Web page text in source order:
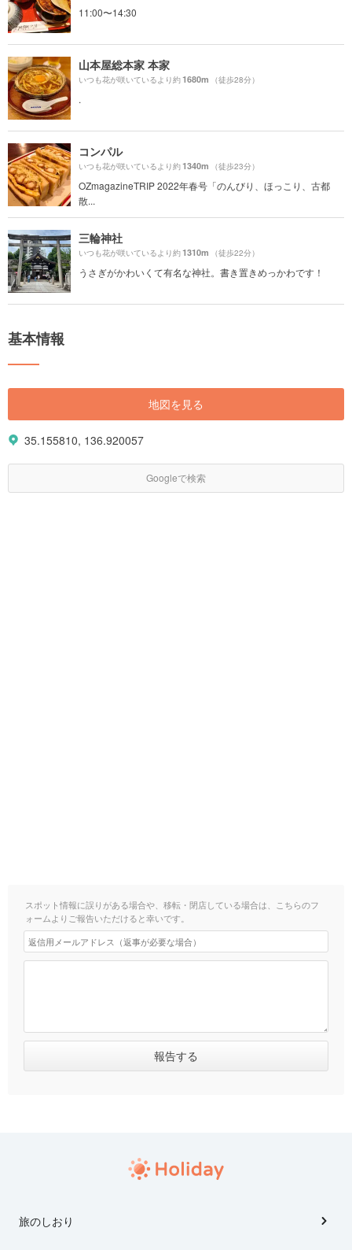
11:00〜14:30
山本屋総本家 本家
いつも花が咲いているより約1680m （徒歩28分）
.
コンパル
いつも花が咲いているより約1340m （徒歩23分）
OZmagazineTRIP 2022年春号「のんびり、ほっこり、古都
散...
三輪神社
いつも花が咲いているより約1310m （徒歩22分）
うさぎがかわいくて有名な神社。書き置きめっかわです！
基本情報
地図を見る
35.155810, 136.920057
Googleで検索
スポット情報に誤りがある場合や、移転・閉店している場合は、こちらのフ
ォームよりご報告いただけると幸いです。
旅のしおり